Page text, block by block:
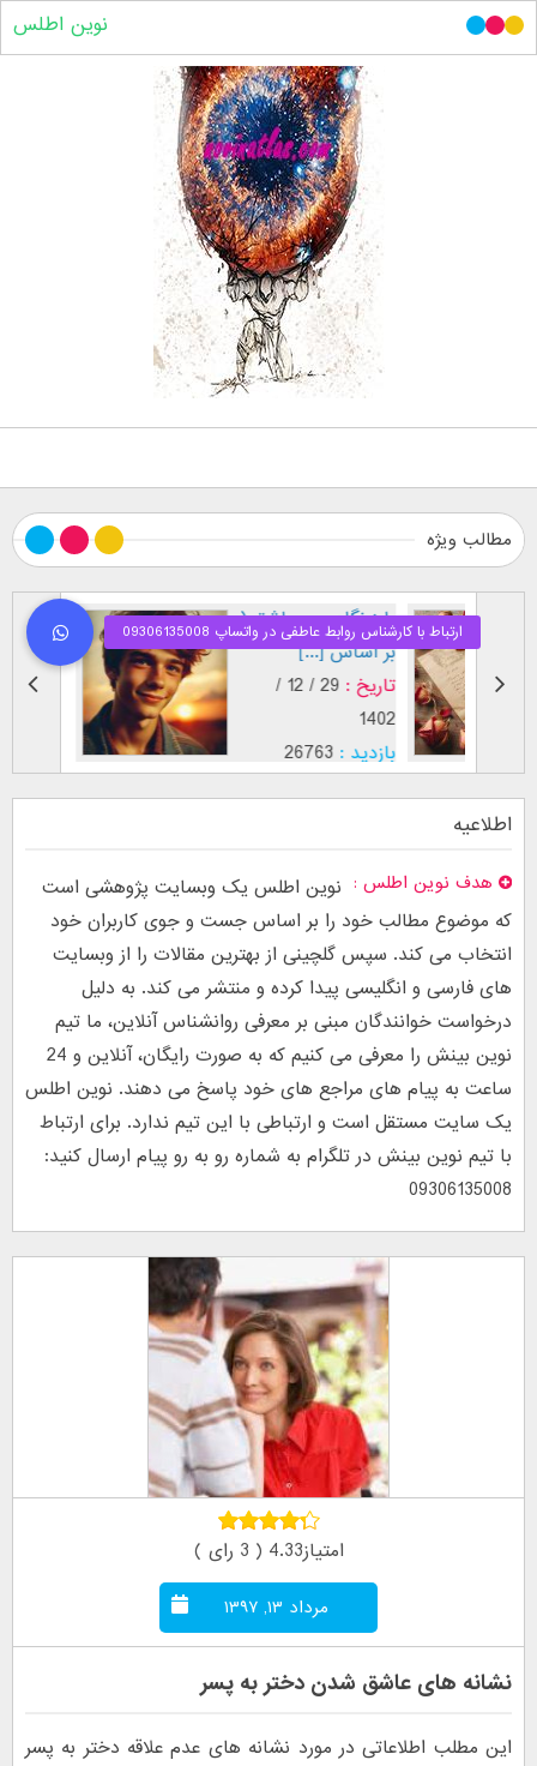
نوین اطلس
مطالب ویژه
فال
مقابل
تاریخ :
طرز نگاه پسر عاشق (
بر اساس [...]
تاریخ :
29 / 12 /
1402
بازدید :26763
اطلاعیه
هدف نوین اطلس
نوین اطلس یک وبسایت پژوهشی است
که موضوع مطالب خود را بر اساس جست و جوی کاربران خود
انتخاب می کند. سپس گلچینی از بهترین مقالات را از وبسایت
های فارسی و انگلیسی پیدا کرده و منتشر می کند. به دلیل
درخواست خوانندگان مبنی بر معرفی روانشناس آنلاین، ما تیم
نوین بینش را معرفی می کنیم که به صورت رایگان، آنلاین و 24
ساعت به پیام های مراجع های خود پاسخ می دهند. نوین اطلس
یک سایت مستقل است و ارتباطی با این تیم ندارد. برای ارتباط
با تیم نوین بینش در تلگرام به شماره رو به رو پیام ارسال کنید:
09306135008
امتیاز4.33 ( 3 رای )
مرداد ۱۳, ۱۳۹۷
نشانه های عاشق شدن دختر به پسر
این مطلب اطلاعاتی در مورد نشانه های عدم علاقه دختر به پسر